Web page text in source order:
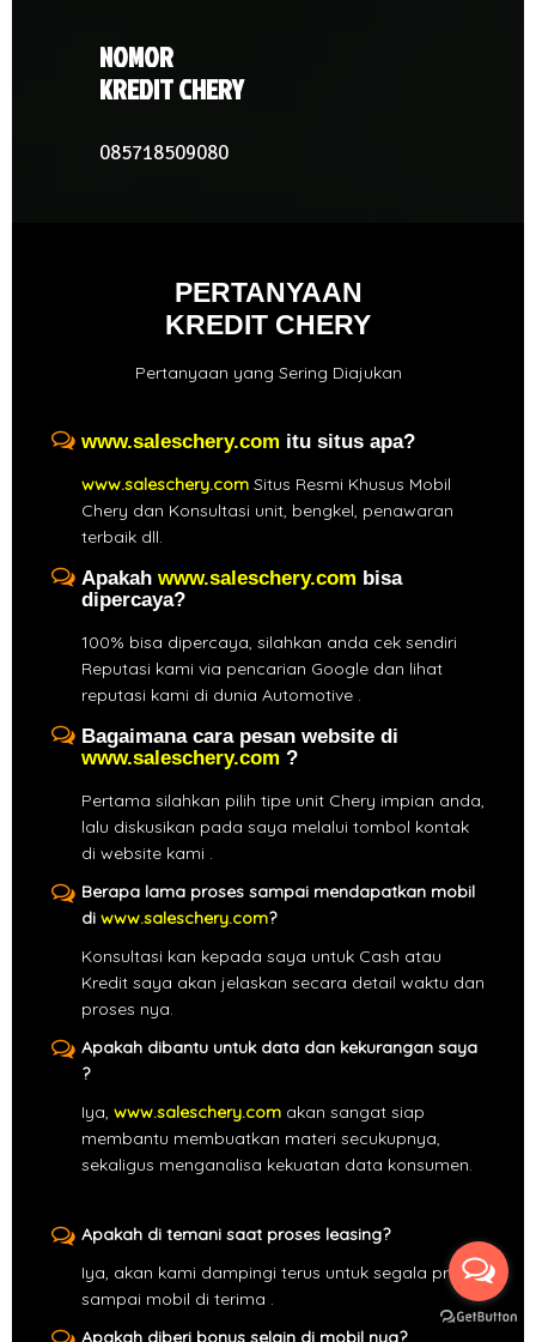
NOMOR
KREDIT CHERY
085718509080
PERTANYAAN
KREDIT CHERY
Pertanyaan yang Sering Diajukan
www.saleschery.com itu situs apa?
www.saleschery.com Situs Resmi Khusus Mobil
Chery dan Konsultasi unit, bengkel, penawaran
terbaik dll.
Apakah www.saleschery.com bisa
dipercaya?
100% bisa dipercaya, silahkan anda cek sendiri
Reputasi kami via pencarian Google dan lihat
reputasi kami di dunia Automotive .
Bagaimana cara pesan website di
www.saleschery.com ?
Pertama silahkan pilih tipe unit Chery impian anda,
lalu diskusikan pada saya melalui tombol kontak
di website kami .
Berapa lama proses sampai mendapatkan mobil
di www.saleschery.com?
Konsultasi kan kepada saya untuk Cash atau
Kredit saya akan jelaskan secara detail waktu dan
proses nya.
Apakah dibantu untuk data dan kekurangan saya
?
Iya, www.saleschery.com akan sangat siap
membantu membuatkan materi secukupnya,
sekaligus menganalisa kekuatan data konsumen.
Apakah di temani saat proses leasing?
Iya, akan kami dampingi terus untuk segala proses
sampai mobil di terima .
Apakah diberi bonus selain di mobil nya?